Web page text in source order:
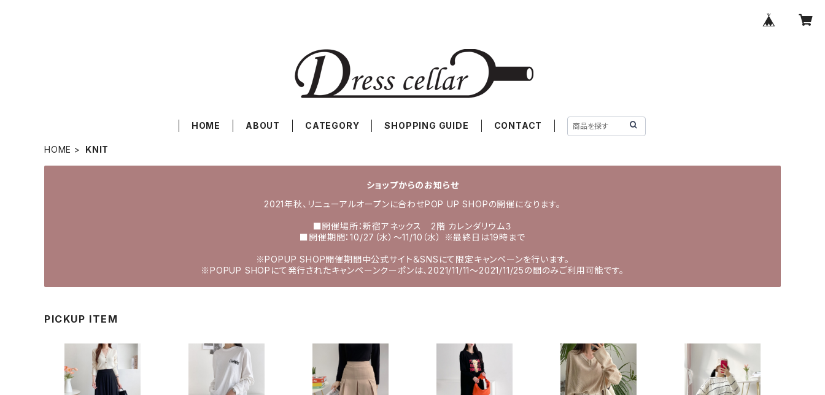
HOME ABOUT CATEGORY SHOPPING GUIDE CONTACT
HOME KNIT
ショップからのお知らせ
2021年秋、リニューアルオープンに合わせPOP UP SHOPの開催になります。
■開催場所：新宿アネックス 2階 カレンダリウム３
■開催期間：10/27（水）〜11/10（水） ※最終日は19時まで
※POPUP SHOP開催期間中公式サイト＆SNSにて限定キャンペーンを行います。
※POPUP SHOPにて発行されたキャンペーンクーポンは、2021/11/11～2021/11/25の間のみご利用可能です。
PICKUP ITEM